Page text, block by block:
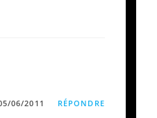
06/2011 RÉPONDRE